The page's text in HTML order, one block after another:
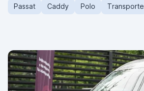
Passat Caddy Polo